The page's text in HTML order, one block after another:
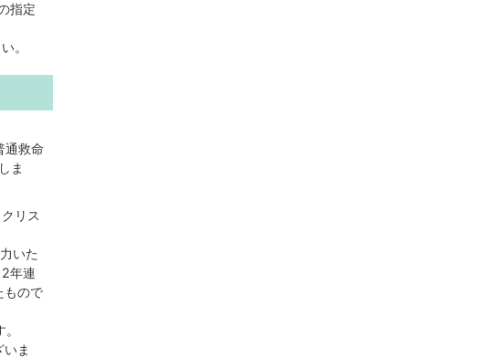
指定
。
通救命
ま
リス
いた
年連
もので
ま